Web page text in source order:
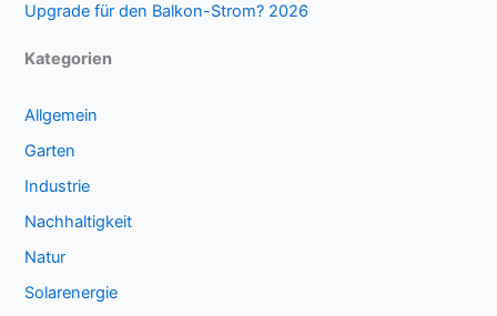
Upgrade für den Balkon-Strom? 2026
Kategorien
Allgemein
Garten
Industrie
Nachhaltigkeit
Natur
Solarenergie